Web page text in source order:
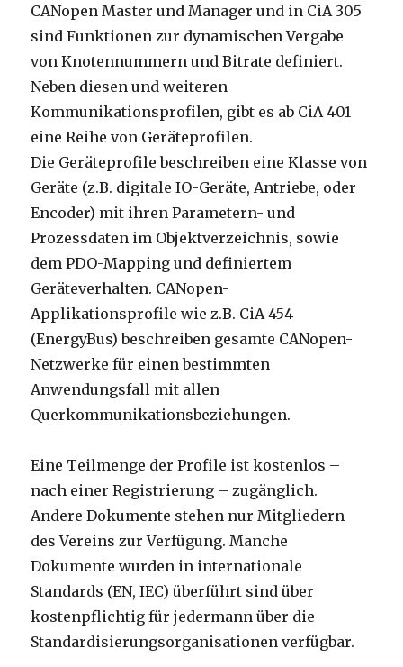
CANopen Master und Manager und in CiA 305
sind Funktionen zur dynamischen Vergabe
von Knotennummern und Bitrate definiert.
Neben diesen und weiteren
Kommunikationsprofilen, gibt es ab CiA 401
eine Reihe von Geräteprofilen.
Die Geräteprofile beschreiben eine Klasse von
Geräte (z.B. digitale IO-Geräte, Antriebe, oder
Encoder) mit ihren Parametern- und
Prozessdaten im Objektverzeichnis, sowie
dem PDO-Mapping und definiertem
Geräteverhalten. CANopen-
Applikationsprofile wie z.B. CiA 454
(EnergyBus) beschreiben gesamte CANopen-
Netzwerke für einen bestimmten
Anwendungsfall mit allen
Querkommunikationsbeziehungen.
Eine Teilmenge der Profile ist kostenlos –
nach einer Registrierung – zugänglich.
Andere Dokumente stehen nur Mitgliedern
des Vereins zur Verfügung. Manche
Dokumente wurden in internationale
Standards (EN, IEC) überführt sind über
kostenpflichtig für jedermann über die
Standardisierungsorganisationen verfügbar.